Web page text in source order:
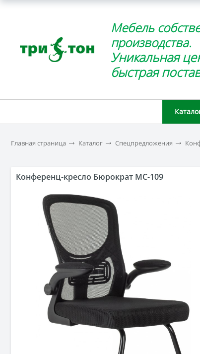
Мебель
производства.
Уникальная
быстрая
Главная страница Каталог Спецпредложения
Конференц-кресло Бюрократ MC-109